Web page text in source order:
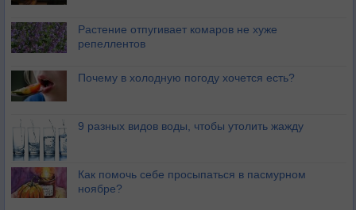
Растение отпугивает комаров не хуже
репеллентов
Почему в холодную погоду хочется есть?
9 разных видов воды, чтобы утолить жажду
Как помочь себе просыпаться в пасмурном
ноябре?